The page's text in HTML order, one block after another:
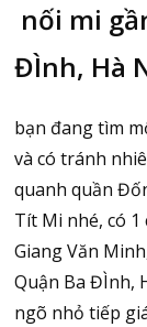
nối mi
ĐÌnh, Hà
bạn đang tìm
và có tránh
quanh quần
Tít Mi nhé, có
Giang Văn
Quận Ba ĐÌnh,
ngõ nhỏ tiếp